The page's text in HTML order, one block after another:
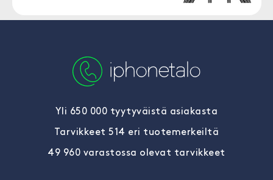
Yli 650 000 tyytyväistä asiakasta
Tarvikkeet 514 eri tuotemerkeiltä
49 960 varastossa olevat tarvikkeet